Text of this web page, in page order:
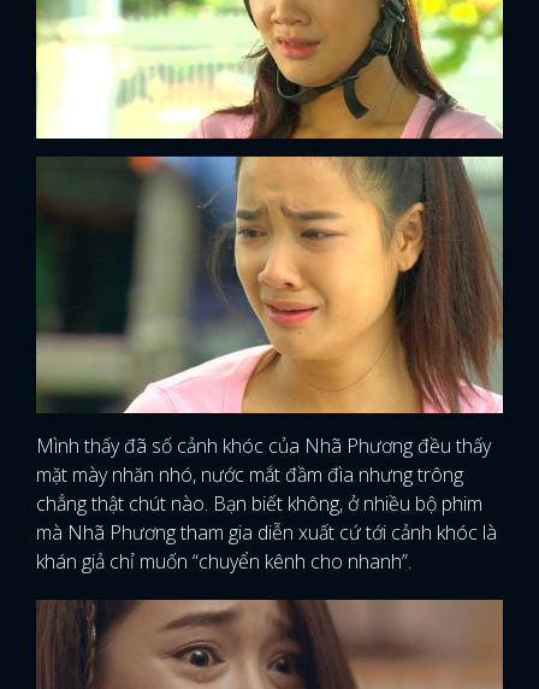
Mình thấy đã số cảnh khóc của Nhã Phương đều thấy
mặt mày nhăn nhó, nước mắt đầm đìa nhưng trông
chẳng thật chút nào. Bạn biết không, ở nhiều bộ phim
mà Nhã Phương tham gia diễn xuất cứ tới cảnh khóc là
khán giả chỉ muốn “chuyển kênh cho nhanh”.